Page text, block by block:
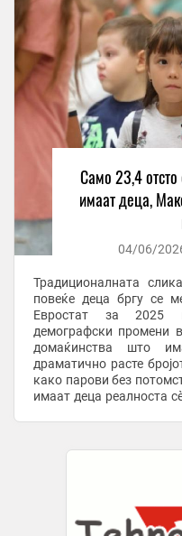
Само 23,4 отсто
имаат деца,
04/06/
Традиционалната
повеќе деца бргу се
Евростат за 2025
демографски промени
домаќинства што
драматично расте
како парови без
имаат деца реалноста